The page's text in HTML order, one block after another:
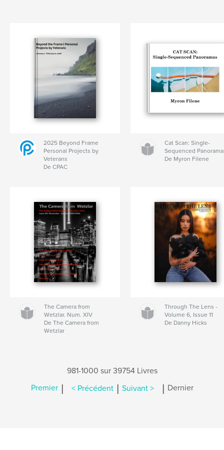
2025 Beyond Frame
Personal Projects by
Veterans
De CPAC
Cat Scan: Single-
Sequenced
De Myron Filene
The Camera from
Wetzlar. Num. XIV
De The Camera from
Wetzlar
Through The Lens -
Volume 6, Issue 11
De Danny Hicks
981-1000 sur 39754 Livres
Premier | < Précédent | Suivant > | Dernier